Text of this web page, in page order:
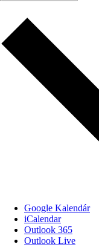
Google Kalendár
iCalendar
Outlook 365
Outlook Live